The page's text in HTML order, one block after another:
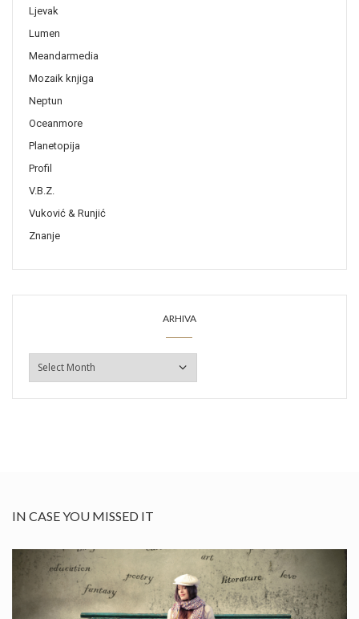
Ljevak
Lumen
Meandarmedia
Mozaik knjiga
Neptun
Oceanmore
Planetopija
Profil
V.B.Z.
Vuković & Runjić
Znanje
ARHIVA
ARHIVA
IN CASE YOU MISSED IT